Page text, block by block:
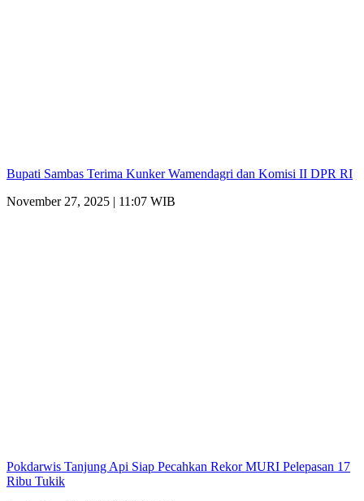
Bupati Sambas Terima Kunker Wamendagri dan Komisi II DPR RI
November 27, 2025 | 11:07 WIB
Pokdarwis Tanjung Api Siap Pecahkan Rekor MURI Pelepasan 17
Ribu Tukik